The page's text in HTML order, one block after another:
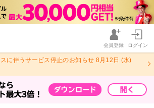
会員登録 ログイン
に伴うサービス停止のお知らせ 8月12日 (水)